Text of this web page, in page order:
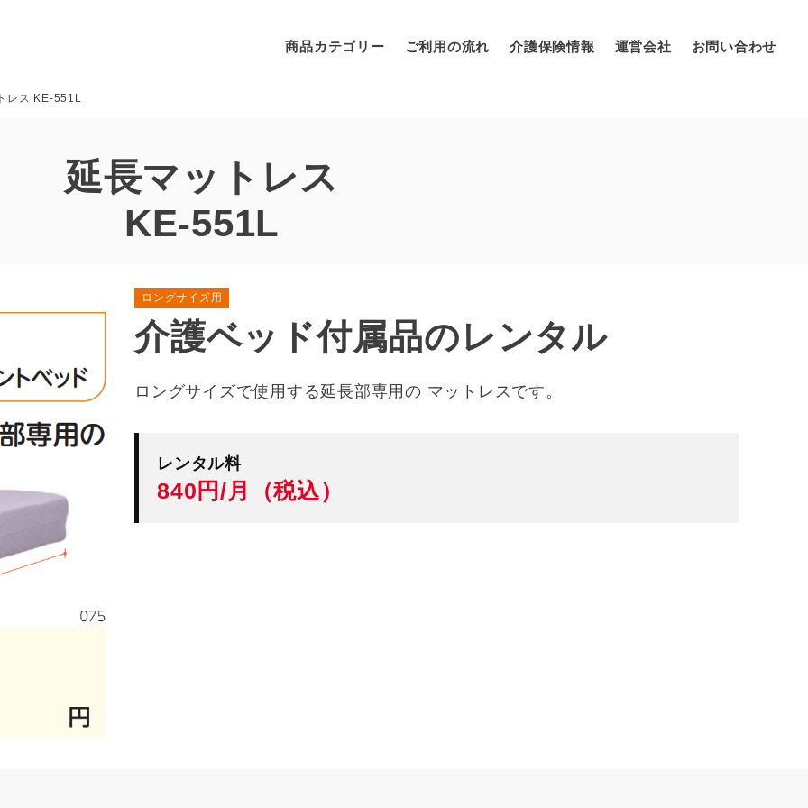
商品カテゴリー ご利用の流れ 介護保険情報 運営会社 お問い合わせ
レス KE-551L
延長マットレス
KE-551L
ロングサイズ用
介護ベッド付属品のレンタル
ロングサイズで使用する延長部専用の マットレスです。
レンタル料
840円/月（税込）